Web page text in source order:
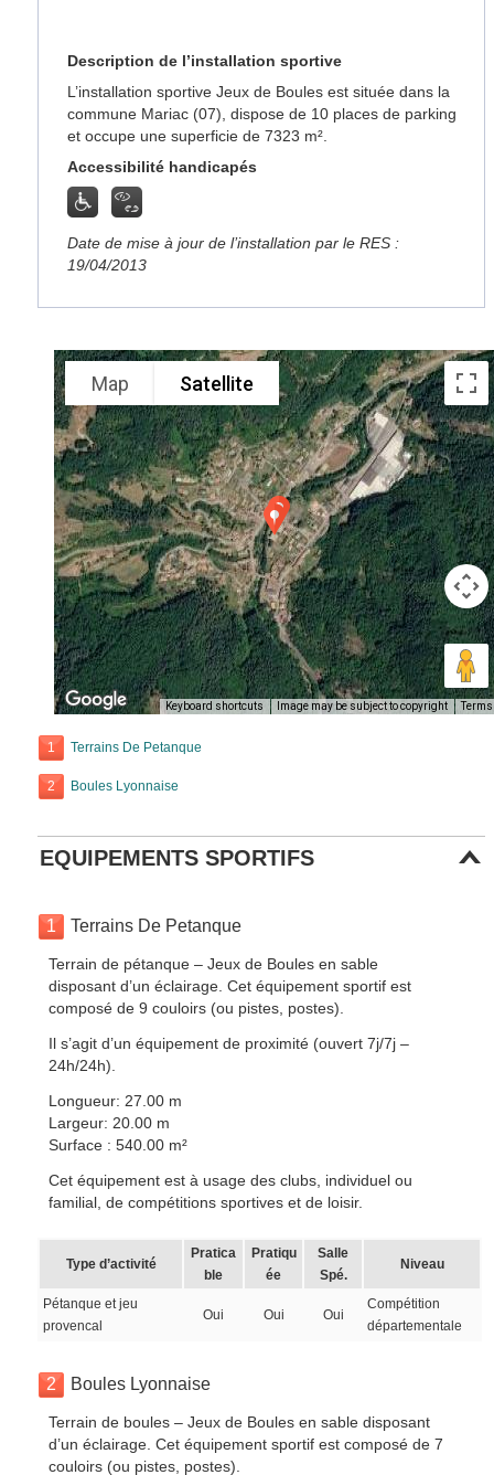
Description de l’installation sportive
L’installation sportive Jeux de Boules est située dans la
commune Mariac (07), dispose de 10 places de parking
et occupe une superficie de 7323 m².
Accessibilité handicapés
Date de mise à jour de l’installation par le RES :
19/04/2013
Map Satellite
Keyboard shortcuts Image may be subject to copyright Terms
1 Terrains De Petanque
2 Boules Lyonnaise
EQUIPEMENTS SPORTIFS
1 Terrains De Petanque
Terrain de pétanque – Jeux de Boules en sable
disposant d’un éclairage. Cet équipement sportif est
composé de 9 couloirs (ou pistes, postes).
Il s’agit d’un équipement de proximité (ouvert 7j/7j –
24h/24h).
Longueur: 27.00 m
Largeur: 20.00 m
Surface : 540.00 m²
Cet équipement est à usage des clubs, individuel ou
familial, de compétitions sportives et de loisir.
Type d’activité
Pratica
ble
Pratiqu
ée
Salle
Spé.
Niveau
Pétanque et jeu
provencal
Oui Oui Oui
Compétition
départementale
2 Boules Lyonnaise
Terrain de boules – Jeux de Boules en sable disposant
d’un éclairage. Cet équipement sportif est composé de 7
couloirs (ou pistes, postes).